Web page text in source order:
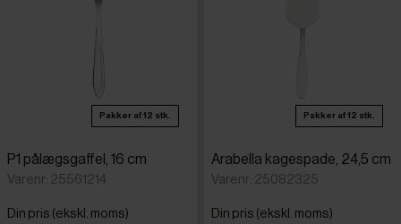
Pakker af 12 stk.
P1 pålægsgaffel, 16 cm
Varenr: 25561214
Din pris (ekskl. moms)
Pakker af 12 stk.
Arabella kagespade, 24,5 cm
Varenr: 25082325
Din pris (ekskl. moms)